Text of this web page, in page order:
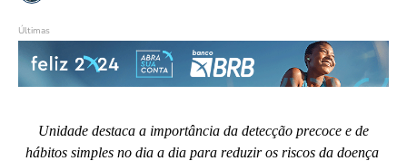
Últimas
Unidade destaca a importância da detecção precoce e de
hábitos simples no dia a dia para reduzir os riscos da doença